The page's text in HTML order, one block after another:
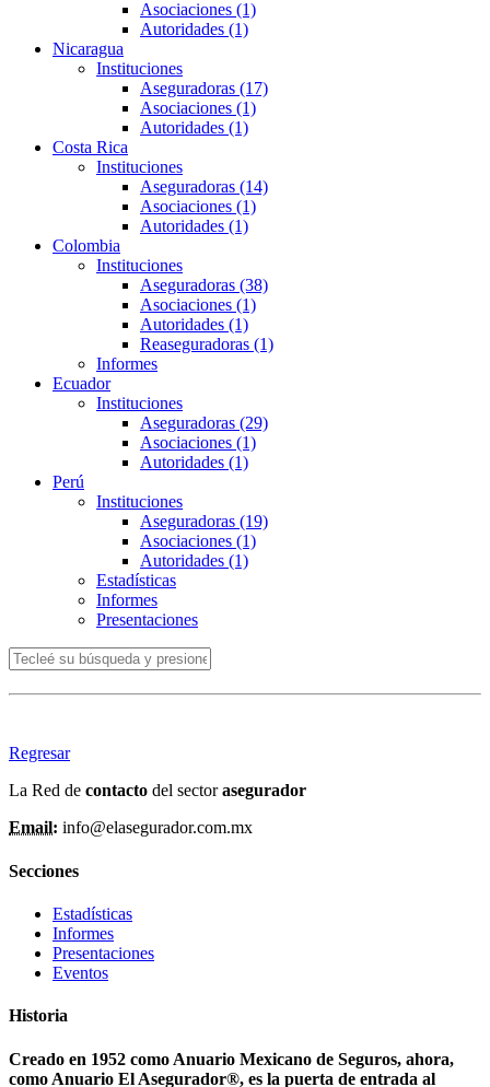
Asociaciones (1)
Autoridades (1)
Nicaragua
Instituciones
Aseguradoras (17)
Asociaciones (1)
Autoridades (1)
Costa Rica
Instituciones
Aseguradoras (14)
Asociaciones (1)
Autoridades (1)
Colombia
Instituciones
Aseguradoras (38)
Asociaciones (1)
Autoridades (1)
Reaseguradoras (1)
Informes
Ecuador
Instituciones
Aseguradoras (29)
Asociaciones (1)
Autoridades (1)
Perú
Instituciones
Aseguradoras (19)
Asociaciones (1)
Autoridades (1)
Estadísticas
Informes
Presentaciones
Regresar
La Red de contacto del sectorasegurador
Email: info@elasegurador.com.mx
Secciones
Estadísticas
Informes
Presentaciones
Eventos
Historia
Creado en 1952 como Anuario Mexicano de Seguros, ahora,
como Anuario El Asegurador®, es la puerta de entrada al